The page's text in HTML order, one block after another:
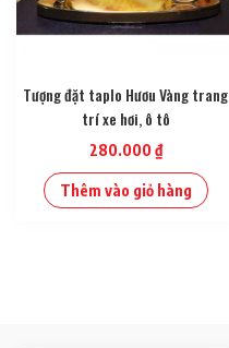
Tượng đặt taplo Hươu Vàng trang
trí xe hơi, ô tô
280.000 ₫
Thêm vào giỏ hàng